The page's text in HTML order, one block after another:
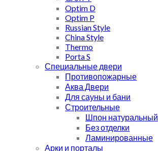
Optim D
Optim P
Russian Style
China Style
Thermo
Porta S
Специальные двери
Противопожарные
Аква Двери
Для сауны и бани
Строительные
Шпон натуральный
Без отделки
Ламинированные
Арки и порталы